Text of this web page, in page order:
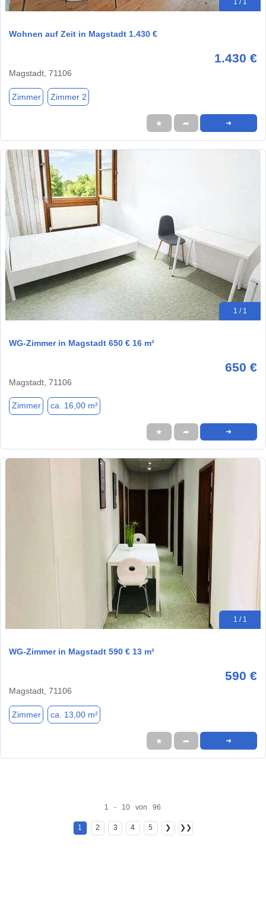
1 / 1
Wohnen auf Zeit in Magstadt 1.430 €
1.430 €
Magstadt, 71106
Zimmer Zimmer 2
★ ➦ ➜
1 / 1
WG-Zimmer in Magstadt 650 € 16 m²
650 €
Magstadt, 71106
Zimmer ca. 16,00 m²
★ ➦ ➜
1 / 1
WG-Zimmer in Magstadt 590 € 13 m²
590 €
Magstadt, 71106
Zimmer ca. 13,00 m²
★ ➦ ➜
1 - 10 von 96
1 2 3 4 5 ❯ ❯❯